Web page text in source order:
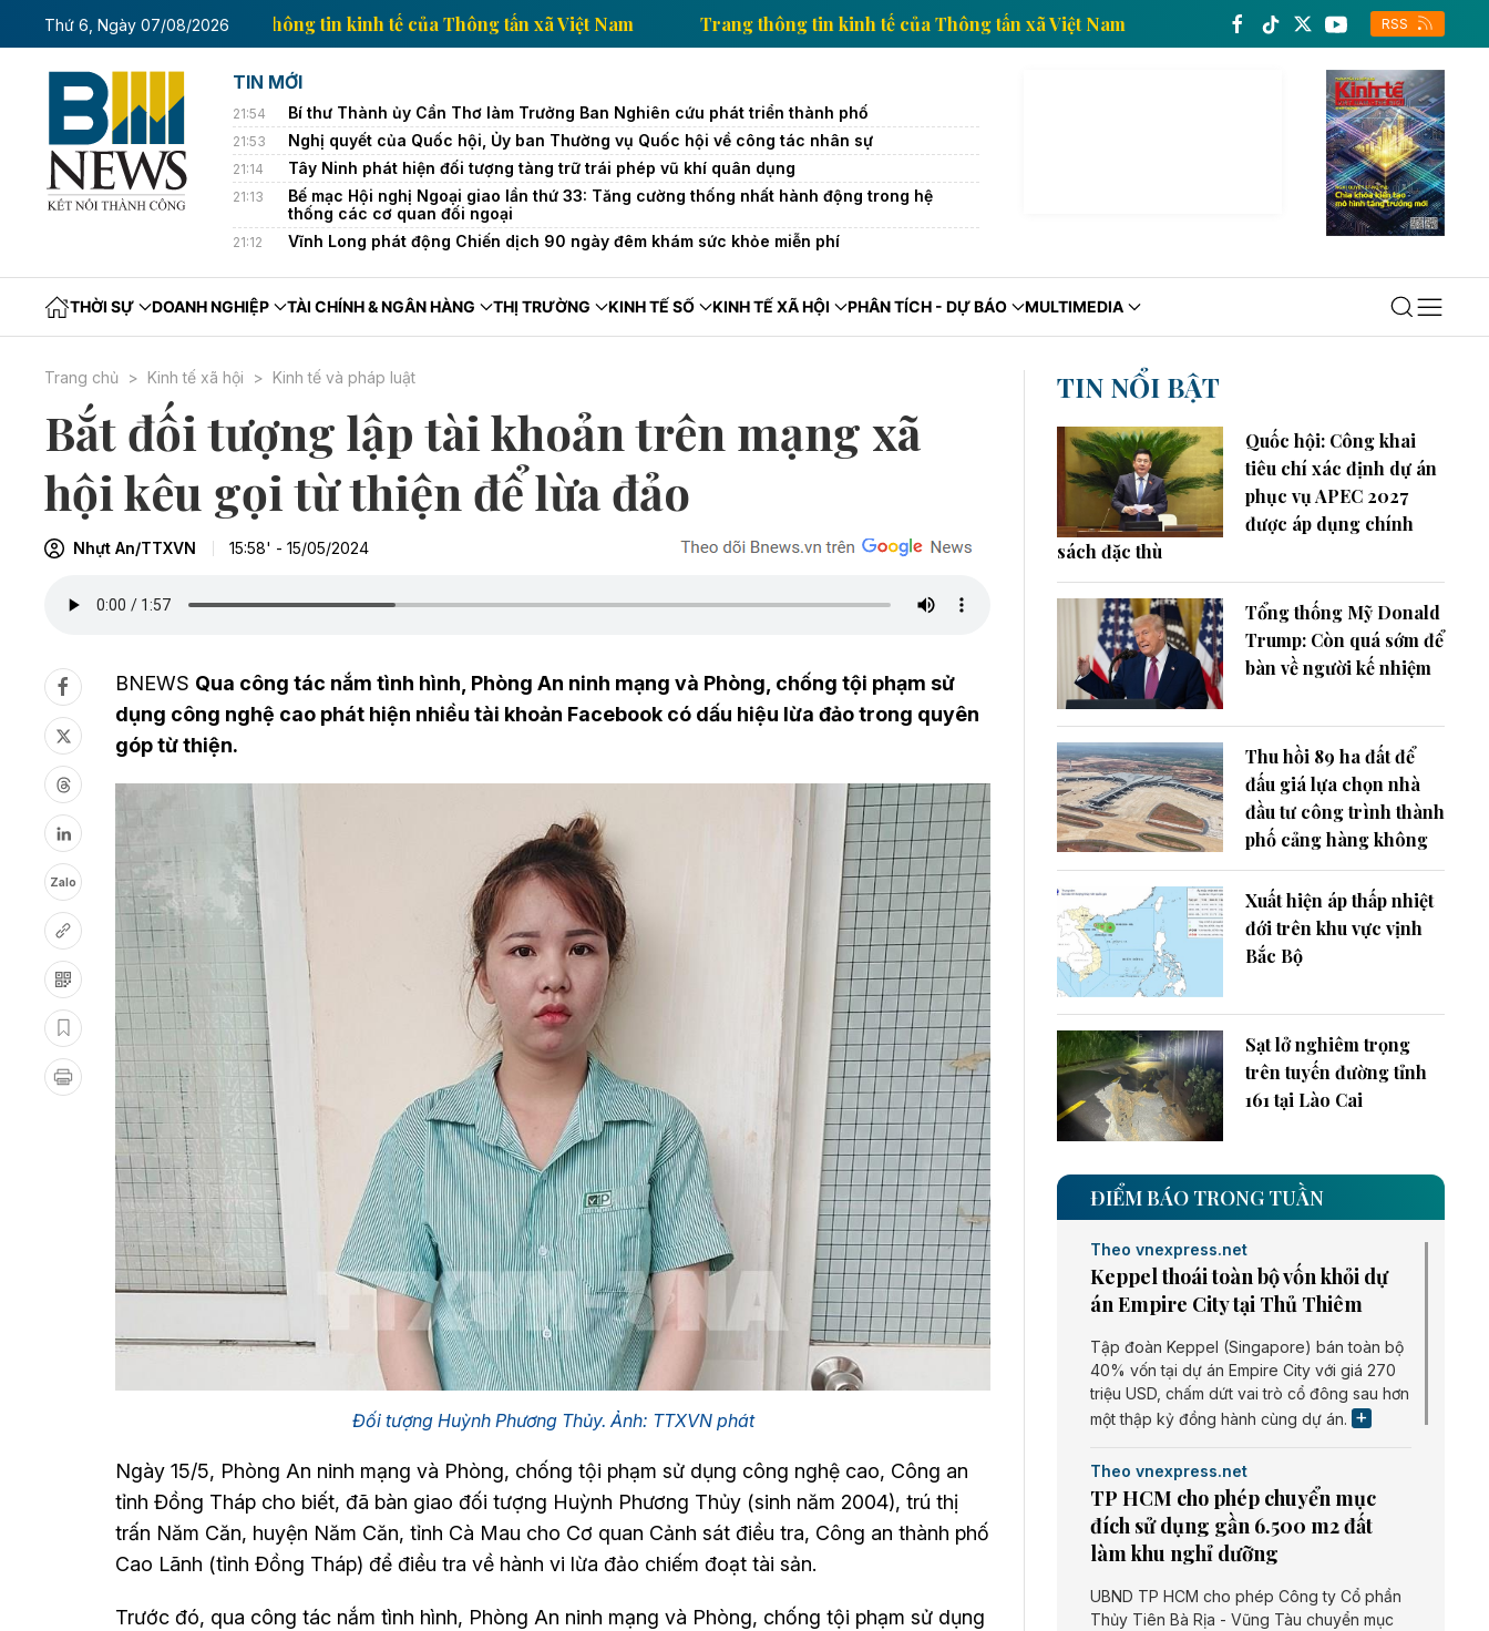
Thứ 6, Ngày 07/08/2026 Trang thông tin kinh tế của Thông tấn xã Việt Nam Trang thông tin kinh tế của Thông tấn xã Việt Nam Trang thông tin kinh tế
RSS
TIN MỚI
21:54 Bí thư Thành ủy Cần Thơ làm Trưởng Ban Nghiên cứu phát triển thành phố
21:53 Nghị quyết của Quốc hội, Ủy ban Thường vụ Quốc hội về công tác nhân sự
21:14 Tây Ninh phát hiện đối tượng tàng trữ trái phép vũ khí quân dụng
21:13
Bế mạc Hội nghị Ngoại giao lần thứ 33: Tăng cường thống nhất hành động trong hệ
thống các cơ quan đối ngoại
21:12 Vĩnh Long phát động Chiến dịch 90 ngày đêm khám sức khỏe miễn phí
THỜI SỰ DOANH NGHIỆP TÀI CHÍNH & NGÂN HÀNG THỊ TRƯỜNG KINH TẾ SỐ KINH TẾ XÃ HỘI PHÂN TÍCH - DỰ BÁO MULTIMEDIA
Trang chủ Kinh tế xã hội Kinh tế và pháp luật
Bắt đối tượng lập tài khoản trên mạng xã
hội kêu gọi từ thiện để lừa đảo
Nhựt An/TTXVN 15:58' - 15/05/2024
Zalo
BNEWS Qua công tác nắm tình hình, Phòng An ninh mạng và Phòng, chống tội phạm sử
dụng công nghệ cao phát hiện nhiều tài khoản Facebook có dấu hiệu lừa đảo trong quyên
góp từ thiện.
Đối tượng Huỳnh Phương Thủy. Ảnh: TTXVN phát
Ngày 15/5, Phòng An ninh mạng và Phòng, chống tội phạm sử dụng công nghệ cao, Công an
tỉnh Đồng Tháp cho biết, đã bàn giao đối tượng Huỳnh Phương Thủy (sinh năm 2004), trú thị
trấn Năm Căn, huyện Năm Căn, tỉnh Cà Mau cho Cơ quan Cảnh sát điều tra, Công an thành phố
Cao Lãnh (tỉnh Đồng Tháp) để điều tra về hành vi lừa đảo chiếm đoạt tài sản.
Trước đó, qua công tác nắm tình hình, Phòng An ninh mạng và Phòng, chống tội phạm sử dụng
TIN NỔI BẬT
Quốc hội: Công khai
tiêu chí xác định dự án
phục vụ APEC 2027
được áp dụng chính
sách đặc thù
Tổng thống Mỹ Donald
Trump: Còn quá sớm để
bàn về người kế nhiệm
Thu hồi 89 ha đất để
đấu giá lựa chọn nhà
đầu tư công trình thành
phố cảng hàng không
Xuất hiện áp thấp nhiệt
đới trên khu vực vịnh
Bắc Bộ
Sạt lở nghiêm trọng
trên tuyến đường tỉnh
161 tại Lào Cai
ĐIỂM BÁO TRONG TUẦN
Theo vnexpress.net
Keppel thoái toàn bộ vốn khỏi dự
án Empire City tại Thủ Thiêm
Tập đoàn Keppel (Singapore) bán toàn bộ
40% vốn tại dự án Empire City với giá 270
triệu USD, chấm dứt vai trò cổ đông sau hơn
một thập kỷ đồng hành cùng dự án.
Theo vnexpress.net
TP HCM cho phép chuyển mục
đích sử dụng gần 6.500 m2 đất
làm khu nghỉ dưỡng
UBND TP HCM cho phép Công ty Cổ phần
Thủy Tiên Bà Rịa - Vũng Tàu chuyển mục